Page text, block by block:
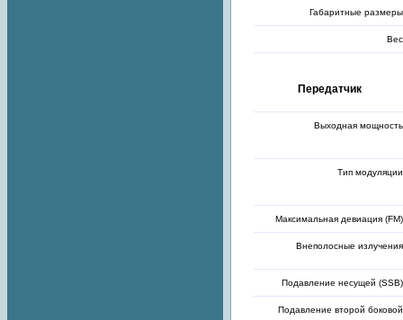
Габаритные
Передатчик
Выходная
Тип
Максимальная девиация
Внеполосные
Подавление несущей
Подавление второй